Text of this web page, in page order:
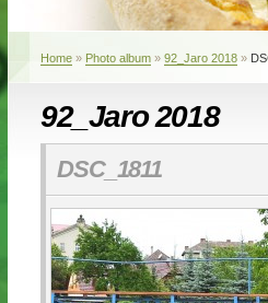
Home » Photo album » 92_Jaro 2018 »
92_Jaro 2018
DSC_1811